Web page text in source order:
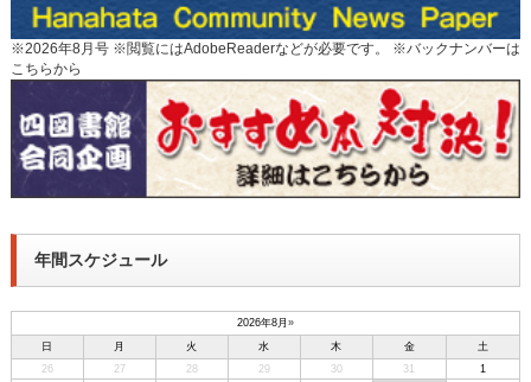
※2026年8月号 ※閲覧にはAdobeReaderなどが必要です。 ※バックナンバーは
こちらから
年間スケジュール
2026年8月 »
日
月 火 水 木 金
土
26
27 28 29 30 31
1